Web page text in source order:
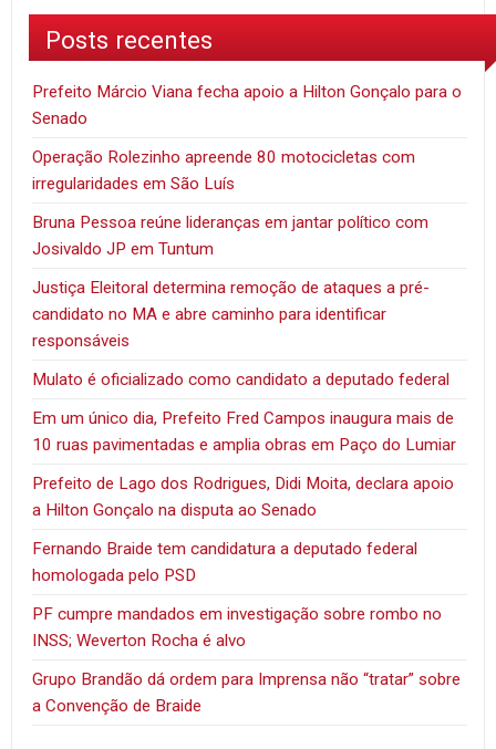
Posts recentes
Prefeito Márcio Viana fecha apoio a Hilton Gonçalo para o
Senado
Operação Rolezinho apreende 80 motocicletas com
irregularidades em São Luís
Bruna Pessoa reúne lideranças em jantar político com
Josivaldo JP em Tuntum
Justiça Eleitoral determina remoção de ataques a pré-
candidato no MA e abre caminho para identificar
responsáveis
Mulato é oficializado como candidato a deputado federal
Em um único dia, Prefeito Fred Campos inaugura mais de
10 ruas pavimentadas e amplia obras em Paço do Lumiar
Prefeito de Lago dos Rodrigues, Didi Moita, declara apoio
a Hilton Gonçalo na disputa ao Senado
Fernando Braide tem candidatura a deputado federal
homologada pelo PSD
PF cumpre mandados em investigação sobre rombo no
INSS; Weverton Rocha é alvo
Grupo Brandão dá ordem para Imprensa não “tratar” sobre
a Convenção de Braide